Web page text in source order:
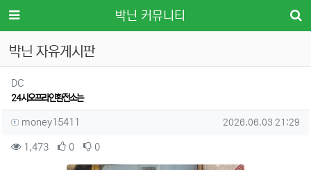
메뉴 박닌 커뮤니티
박닌 자유게시판
DC
24시오프라인환전소는
작성자 정보
money15411 작성일
2026.06.03 21:29
컨텐츠 정보
1,473조회 0추천 0비추천